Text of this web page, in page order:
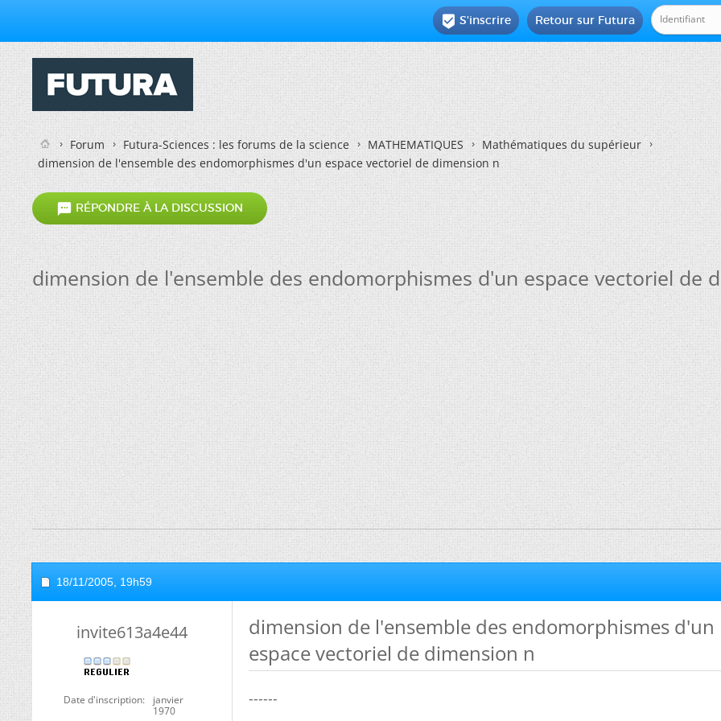
Retour sur Futura
 S'inscrire
Forum Futura-Sciences : les forums de la science MATHEMATIQUES
Mathématiques du supérieur
dimension de l'ensemble des endomorphismes d'un espace vectoriel de dimension n
 RÉPONDRE À LA DISCUSSION
dimension de l'ensemble des endomorphismes d'un espace vectoriel de
18/11/2005, 19h59
invite613a4e44
Date d'inscription
janvier
1970
dimension de l'ensemble des endomorphismes d'un
espace vectoriel de dimension n
------